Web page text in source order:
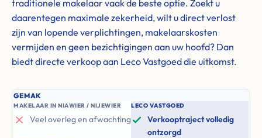
traditionele makelaar vaak de beste optie. Zoekt u
daarentegen maximale zekerheid, wilt u direct verlost
zijn van lopende verplichtingen, makelaarskosten
vermijden en geen bezichtigingen aan uw hoofd? Dan
biedt directe verkoop aan Leco Vastgoed die uitkomst.
GEMAK
MAKELAAR IN NIAWIER / NIJEWIER
Veel overleg en afwachting
LECO VASTGOED
Verkooptraject volledig
ontzorgd